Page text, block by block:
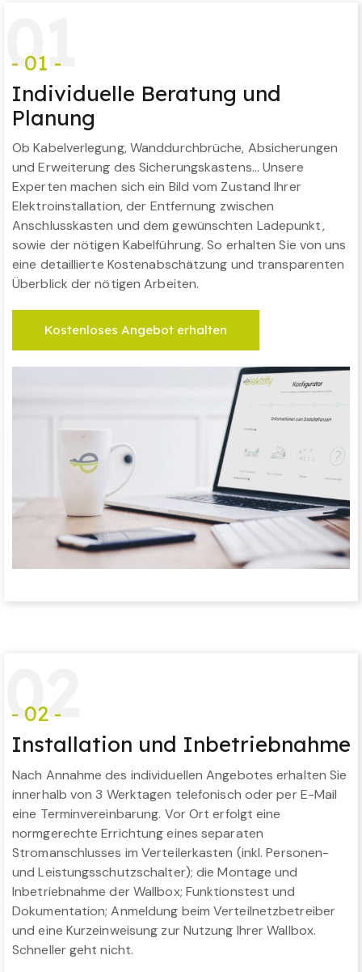
01
- 01 -
Individuelle Beratung und
Planung
Ob Kabelverlegung, Wanddurchbrüche, Absicherungen
und Erweiterung des Sicherungskastens… Unsere
Experten machen sich ein Bild vom Zustand Ihrer
Elektroinstallation, der Entfernung zwischen
Anschlusskasten und dem gewünschten Ladepunkt,
sowie der nötigen Kabelführung. So erhalten Sie von uns
eine detaillierte Kostenabschätzung und transparenten
Überblick der nötigen Arbeiten.
Kostenloses Angebot erhalten
02
- 02 -
Installation und Inbetriebnahme
Nach Annahme des individuellen Angebotes erhalten Sie
innerhalb von 3 Werktagen telefonisch oder per E-Mail
eine Terminvereinbarung. Vor Ort erfolgt eine
normgerechte Errichtung eines separaten
Stromanschlusses im Verteilerkasten (inkl. Personen-
und Leistungsschutzschalter); die Montage und
Inbetriebnahme der Wallbox; Funktionstest und
Dokumentation; Anmeldung beim Verteilnetzbetreiber
und eine Kurzeinweisung zur Nutzung Ihrer Wallbox.
Schneller geht nicht.